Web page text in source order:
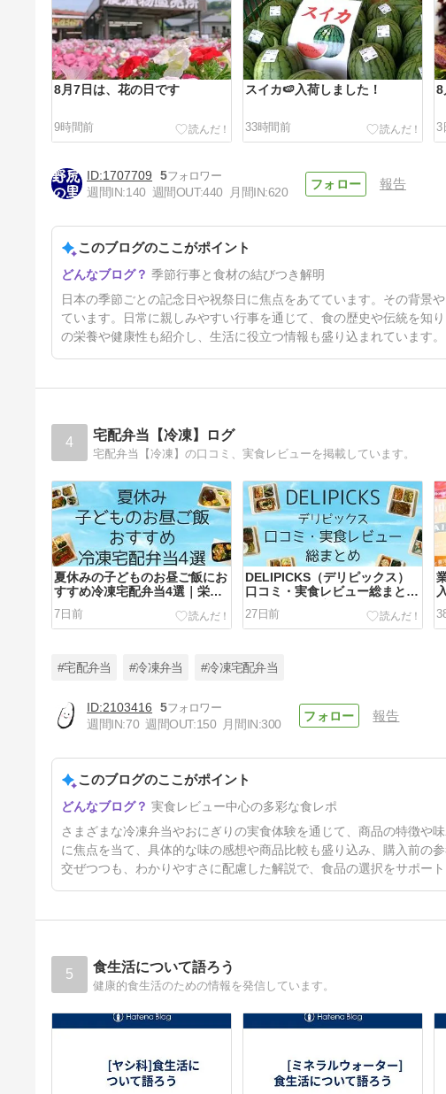
8月7日は、花の日です
9時間前
スイカ🍉入荷しました！
33時間前
8
3
8月2日は「キャベツの日」で
す
5日前
1707709
5
週間IN:140 週間OUT:440 月間IN:620
報告
このブログのここがポイント
季節行事と食材の結びつき解明
日本の季節ごとの記念日や祝祭日に焦点をあてています。その背景
ています。日常に親しみやすい行事を通じて、食の歴史や伝統を知
の栄養や健康性も紹介し、生活に役立つ情報も盛り込まれています。
4 宅配弁当【冷凍】ログ
宅配弁当【冷凍】の口コミ、実食レビューを掲載しています。
夏休みの子どものお昼ご飯にお
すすめ冷凍宅配弁当4選｜栄
養・メニュー・価格、何を重視
しますか？
7日前
DELIPICKS（デリピックス）
口コミ・実食レビュー総まとめ
｜料金・味・実際に利用した感
想をご紹介
27日前
にぎり口コミ｜塩麹で旨味引き
立つ鮭ほぐしと野沢菜を実食レ
ビュー
5ヶ月前
#宅配弁当 #冷凍弁当 #冷凍宅配弁当
2103416
5
週間IN:70 週間OUT:150 月間IN:300
報告
このブログのここがポイント
実食レビュー中心の多彩な食レポ
さまざまな冷凍弁当やおにぎりの実食体験を通じて、商品の特徴や
に焦点を当て、具体的な味の感想や商品比較も盛り込み、購入前の
交ぜつつも、わかりやすさに配慮した解説で、食品の選択をサポート
5 食生活について語ろう
健康的食生活のための情報を発信しています。